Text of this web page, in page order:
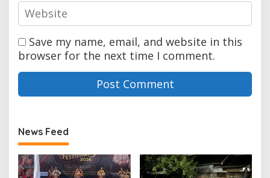
Save my name, email, and website in this
browser for the next time I comment.
News Feed